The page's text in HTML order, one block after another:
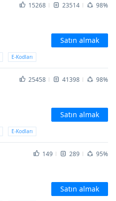
15268 23514
98%
Satın almak
E-Kodları
25458 41398
98%
Satın almak
E-Kodları
149 289
95%
Satın almak